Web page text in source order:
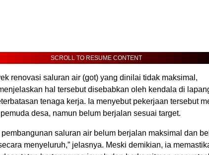
SCROLL TO RESUME CONTENT
renovasi saluran air (got) yang dinilai tidak maksimal,
hal tersebut disebabkan oleh kendala di
tenaga kerja. Ia menyebut pekerjaan tersebut
desa, namun belum berjalan sesuai target.
pembangunan saluran air belum berjalan maksimal dan
menyeluruh,” jelasnya. Meski demikian, ia